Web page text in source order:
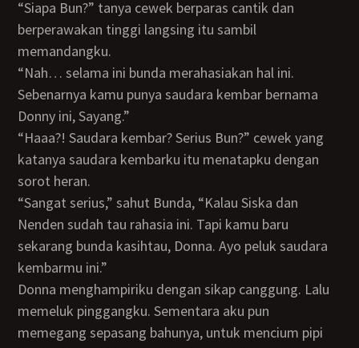
“Siapa Bun?” tanya cewek berparas cantik dan
berperawakan tinggi langsing itu sambil
memandangku.
“Nah… selama ini bunda merahasiakan hal ini.
Sebenarnya kamu punya saudara kembar bernama
Donny ini, Sayang.”
“Haaa?! Saudara kembar? Serius Bun?” cewek yang
katanya saudara kembarku itu menatapku dengan
sorot heran.
“Sangat serius,” sahut Bunda, “Kalau Siska dan
Nenden sudah tau rahasia ini. Tapi kamu baru
sekarang bunda kasihtau, Donna. Ayo peluk saudara
kembarmu ini.”
Donna menghampiriku dengan sikap canggung. Lalu
memeluk pinggangku. Sementara aku pun
memegang sepasang bahunya, untuk mencium pipi